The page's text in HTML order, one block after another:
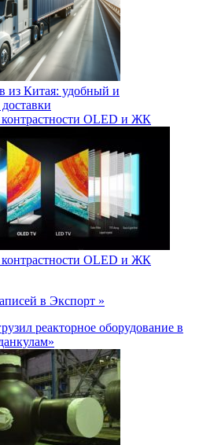
из Китая: удобный и
контрастности OLED и ЖК
контрастности OLED и ЖК
в Экспорт »
реакторное оборудование в